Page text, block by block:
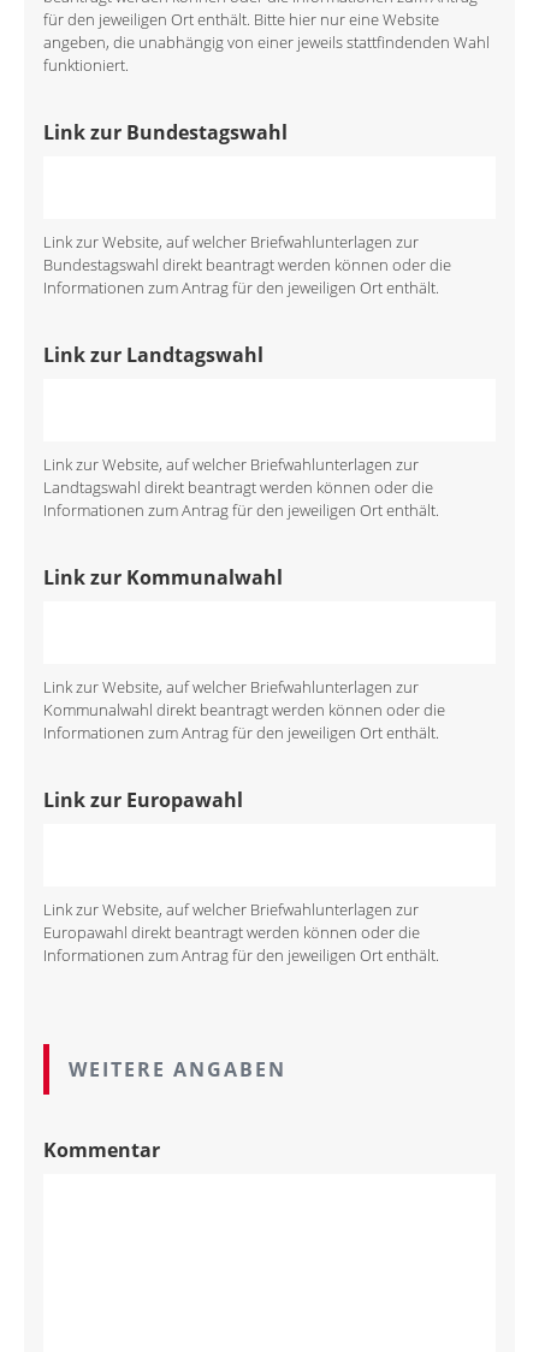
für den jeweiligen Ort enthält. Bitte hier nur eine Website
angeben, die unabhängig von einer jeweils stattfindenden Wahl
funktioniert.
Link zur Bundestagswahl
Link zur Website, auf welcher Briefwahlunterlagen zur
Bundestagswahl direkt beantragt werden können oder die
Informationen zum Antrag für den jeweiligen Ort enthält.
Link zur Landtagswahl
Link zur Website, auf welcher Briefwahlunterlagen zur
Landtagswahl direkt beantragt werden können oder die
Informationen zum Antrag für den jeweiligen Ort enthält.
Link zur Kommunalwahl
Link zur Website, auf welcher Briefwahlunterlagen zur
Kommunalwahl direkt beantragt werden können oder die
Informationen zum Antrag für den jeweiligen Ort enthält.
Link zur Europawahl
Link zur Website, auf welcher Briefwahlunterlagen zur
Europawahl direkt beantragt werden können oder die
Informationen zum Antrag für den jeweiligen Ort enthält.
WEITERE ANGABEN
Kommentar